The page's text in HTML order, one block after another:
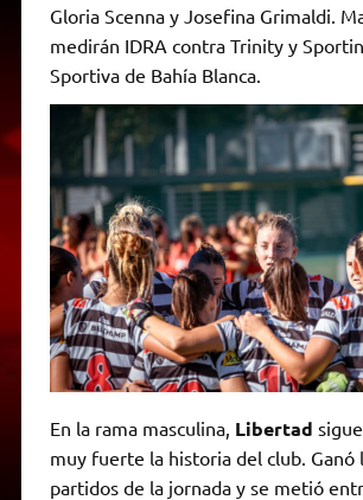
Gloria Scenna y Josefina Grimaldi.
medirán IDRA contra Trinity y
Sportiva de Bahía Blanca.
En la rama masculina, Libertad
muy fuerte la historia del club. Ganó
partidos de la jornada y se metió